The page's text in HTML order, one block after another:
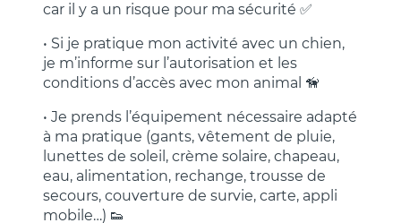
car il y a un risque pour ma sécurité ✅
• Si je pratique mon activité avec un chien,
je m’informe sur l’autorisation et les
conditions d’accès avec mon animal 🦮
• Je prends l’équipement nécessaire adapté
à ma pratique (gants, vêtement de pluie,
lunettes de soleil, crème solaire, chapeau,
eau, alimentation, rechange, trousse de
secours, couverture de survie, carte, appli
mobile…) 👟